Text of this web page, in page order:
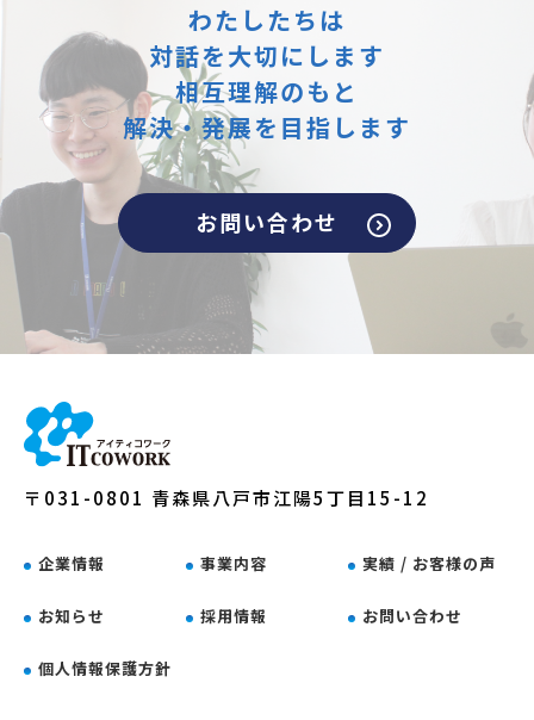
わたしたちは
対話を大切にします
相互理解のもと
解決・発展を目指します
お問い合わせ
〒031-0801 青森県八戸市江陽5丁目15-12
企業情報 事業内容 実績 / お客様の声
お知らせ 採用情報 お問い合わせ
個人情報保護方針